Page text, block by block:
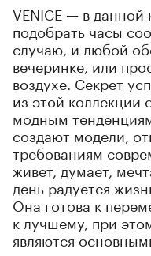
VENICE — в
подобрать часы
случаю, и любой
вечеринке, или
воздухе. Секрет
из этой
модным
создают модели,
требованиям
живет, думает,
день радуется
Она готова к
к лучшему, при
являются